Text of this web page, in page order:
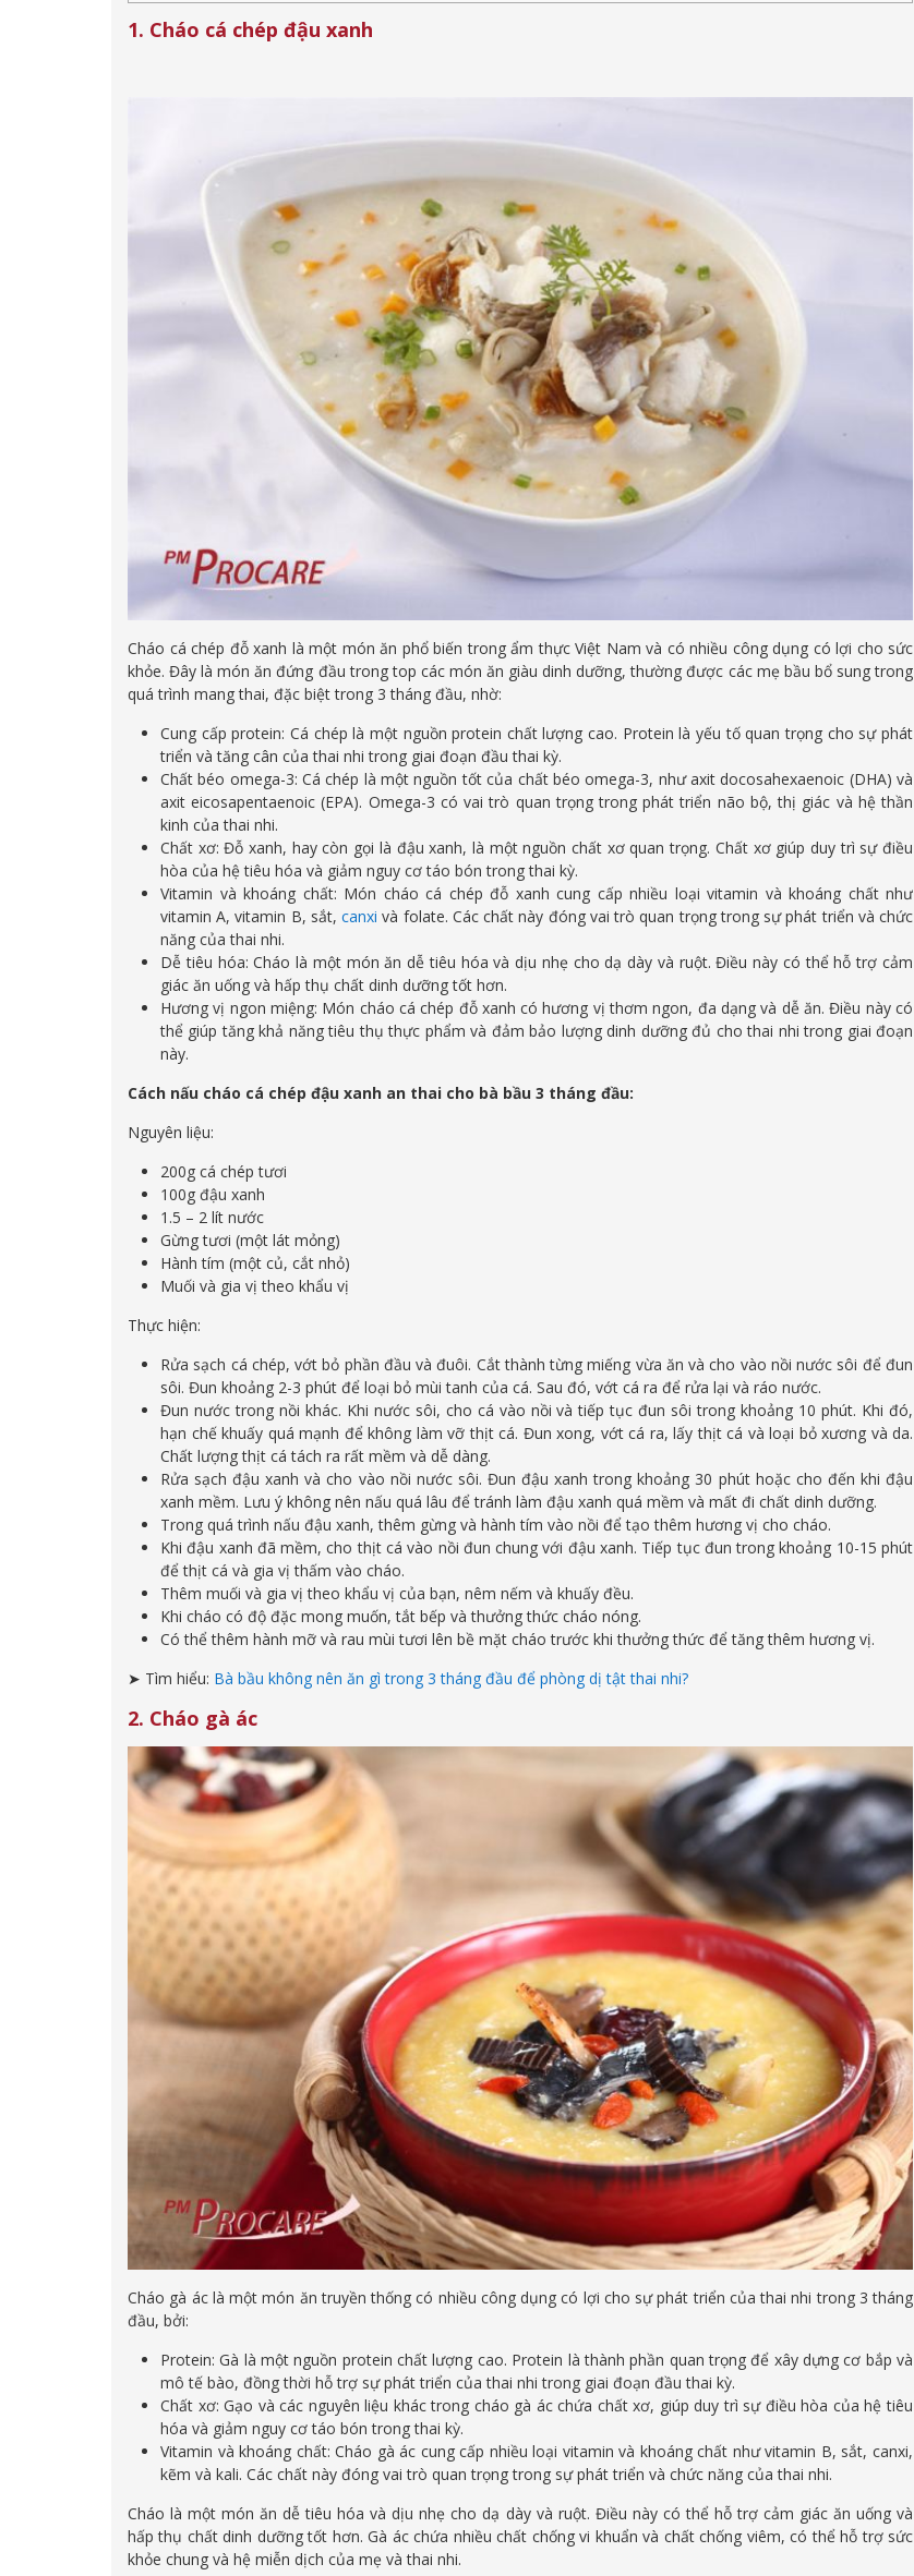
1. Cháo cá chép đậu xanh
Cháo cá chép đỗ xanh là một món ăn phổ biến trong ẩm thực Việt Nam và có nhiều công dụng có lợi cho sức
khỏe. Đây là món ăn đứng đầu trong top các món ăn giàu dinh dưỡng, thường được các mẹ bầu bổ sung trong
quá trình mang thai, đặc biệt trong 3 tháng đầu, nhờ:
Cung cấp protein: Cá chép là một nguồn protein chất lượng cao. Protein là yếu tố quan trọng cho sự phát
triển và tăng cân của thai nhi trong giai đoạn đầu thai kỳ.
Chất béo omega-3: Cá chép là một nguồn tốt của chất béo omega-3, như axit docosahexaenoic (DHA) và
axit eicosapentaenoic (EPA). Omega-3 có vai trò quan trọng trong phát triển não bộ, thị giác và hệ thần
kinh của thai nhi.
Chất xơ: Đỗ xanh, hay còn gọi là đậu xanh, là một nguồn chất xơ quan trọng. Chất xơ giúp duy trì sự điều
hòa của hệ tiêu hóa và giảm nguy cơ táo bón trong thai kỳ.
Vitamin và khoáng chất: Món cháo cá chép đỗ xanh cung cấp nhiều loại vitamin và khoáng chất như
vitamin A, vitamin B, sắt, canxi và folate. Các chất này đóng vai trò quan trọng trong sự phát triển và chức
năng của thai nhi.
Dễ tiêu hóa: Cháo là một món ăn dễ tiêu hóa và dịu nhẹ cho dạ dày và ruột. Điều này có thể hỗ trợ cảm
giác ăn uống và hấp thụ chất dinh dưỡng tốt hơn.
Hương vị ngon miệng: Món cháo cá chép đỗ xanh có hương vị thơm ngon, đa dạng và dễ ăn. Điều này có
thể giúp tăng khả năng tiêu thụ thực phẩm và đảm bảo lượng dinh dưỡng đủ cho thai nhi trong giai đoạn
này.
Cách nấu cháo cá chép đậu xanh an thai cho bà bầu 3 tháng đầu:
Nguyên liệu:
200g cá chép tươi
100g đậu xanh
1.5 – 2 lít nước
Gừng tươi (một lát mỏng)
Hành tím (một củ, cắt nhỏ)
Muối và gia vị theo khẩu vị
Thực hiện:
Rửa sạch cá chép, vớt bỏ phần đầu và đuôi. Cắt thành từng miếng vừa ăn và cho vào nồi nước sôi để đun
sôi. Đun khoảng 2-3 phút để loại bỏ mùi tanh của cá. Sau đó, vớt cá ra để rửa lại và ráo nước.
Đun nước trong nồi khác. Khi nước sôi, cho cá vào nồi và tiếp tục đun sôi trong khoảng 10 phút. Khi đó,
hạn chế khuấy quá mạnh để không làm vỡ thịt cá. Đun xong, vớt cá ra, lấy thịt cá và loại bỏ xương và da.
Chất lượng thịt cá tách ra rất mềm và dễ dàng.
Rửa sạch đậu xanh và cho vào nồi nước sôi. Đun đậu xanh trong khoảng 30 phút hoặc cho đến khi đậu
xanh mềm. Lưu ý không nên nấu quá lâu để tránh làm đậu xanh quá mềm và mất đi chất dinh dưỡng.
Trong quá trình nấu đậu xanh, thêm gừng và hành tím vào nồi để tạo thêm hương vị cho cháo.
Khi đậu xanh đã mềm, cho thịt cá vào nồi đun chung với đậu xanh. Tiếp tục đun trong khoảng 10-15 phút
để thịt cá và gia vị thấm vào cháo.
Thêm muối và gia vị theo khẩu vị của bạn, nêm nếm và khuấy đều.
Khi cháo có độ đặc mong muốn, tắt bếp và thưởng thức cháo nóng.
Có thể thêm hành mỡ và rau mùi tươi lên bề mặt cháo trước khi thưởng thức để tăng thêm hương vị.
➤ Tìm hiểu: Bà bầu không nên ăn gì trong 3 tháng đầu để phòng dị tật thai nhi?
2. Cháo gà ác
Cháo gà ác là một món ăn truyền thống có nhiều công dụng có lợi cho sự phát triển của thai nhi trong 3 tháng
đầu, bởi:
Protein: Gà là một nguồn protein chất lượng cao. Protein là thành phần quan trọng để xây dựng cơ bắp và
mô tế bào, đồng thời hỗ trợ sự phát triển của thai nhi trong giai đoạn đầu thai kỳ.
Chất xơ: Gạo và các nguyên liệu khác trong cháo gà ác chứa chất xơ, giúp duy trì sự điều hòa của hệ tiêu
hóa và giảm nguy cơ táo bón trong thai kỳ.
Vitamin và khoáng chất: Cháo gà ác cung cấp nhiều loại vitamin và khoáng chất như vitamin B, sắt, canxi,
kẽm và kali. Các chất này đóng vai trò quan trọng trong sự phát triển và chức năng của thai nhi.
Cháo là một món ăn dễ tiêu hóa và dịu nhẹ cho dạ dày và ruột. Điều này có thể hỗ trợ cảm giác ăn uống và
hấp thụ chất dinh dưỡng tốt hơn. Gà ác chứa nhiều chất chống vi khuẩn và chất chống viêm, có thể hỗ trợ sức
khỏe chung và hệ miễn dịch của mẹ và thai nhi.